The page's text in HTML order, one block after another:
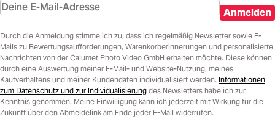
Anmelden
Durch die Anmeldung stimme ich zu, dass ich regelmäßig Newsletter sowie E-
Mails zu Bewertungsaufforderungen, Warenkorberinnerungen und personalisierte
Nachrichten von der Calumet Photo Video GmbH erhalten möchte. Diese können
durch eine Auswertung meiner E-Mail- und Website-Nutzung, meines
Kaufverhaltens und meiner Kundendaten individualisiert werden. Informationen
zum Datenschutz und zur Individualisierung des Newsletters habe ich zur
Kenntnis genommen. Meine Einwilligung kann ich jederzeit mit Wirkung für die
Zukunft über den Abmeldelink am Ende jeder E-Mail widerrufen.